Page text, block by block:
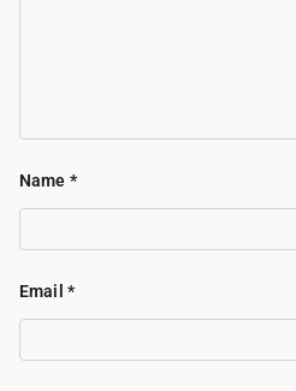
Name *
Email *